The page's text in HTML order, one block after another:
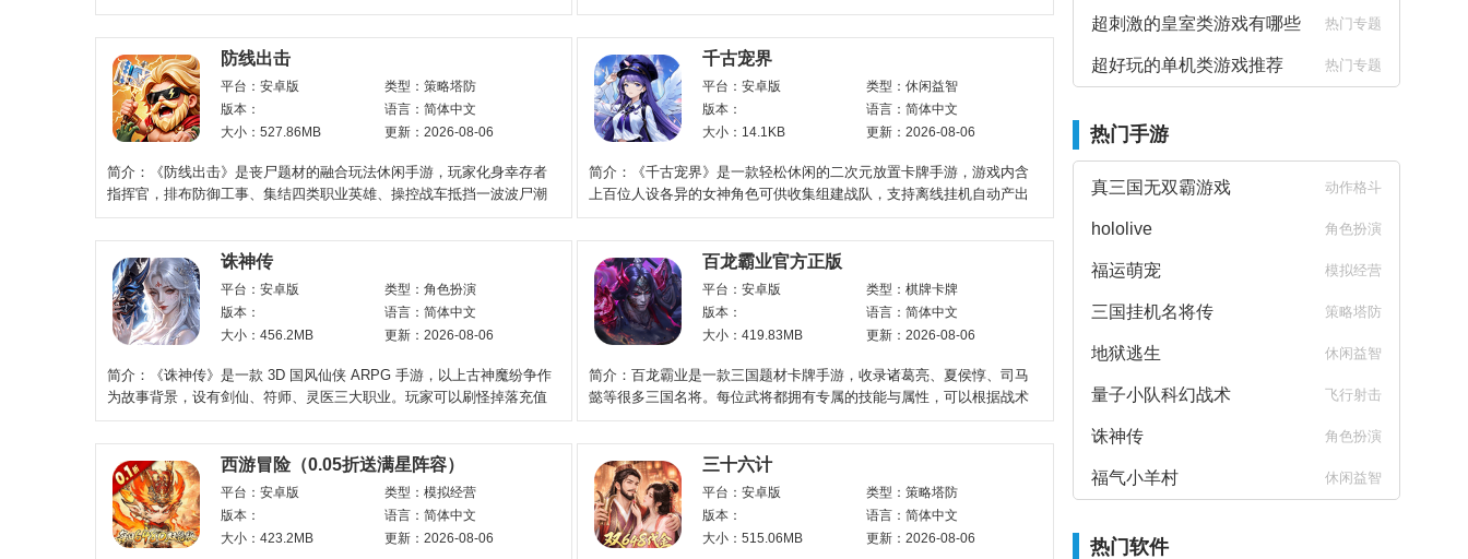
可以兑换碎片，用来
照片发给好友小
防线出击
平台：安卓版
类型：策略塔防
版本：
语言：简体中文
大小：527.86MB
更新：2026-08-06
简介：《防线出击》是丧尸题材的融合玩法休闲手游，玩家化身幸存者
指挥官，排布防御工事、集结四类职业英雄、操控战车抵挡一波波尸潮
冲击。对局升级随
千古宠界
平台：安卓版
类型：休闲益智
版本：
语言：简体中文
大小：14.1KB
更新：2026-08-06
简介：《千古宠界》是一款轻松休闲的二次元放置卡牌手游，游戏内含
上百位人设各异的女神角色可供收集组建战队，支持离线挂机自动产出
资源。自带无损重
诛神传
平台：安卓版
类型：角色扮演
版本：
语言：简体中文
大小：456.2MB
更新：2026-08-06
简介：《诛神传》是一款 3D 国风仙侠 ARPG 手游，以上古神魔纷争作
为故事背景，设有剑仙、符师、灵医三大职业。玩家可以刷怪掉落充值
卡、淬炼神兵、培
百龙霸业官方正版
平台：安卓版
类型：棋牌卡牌
版本：
语言：简体中文
大小：419.83MB
更新：2026-08-06
简介：百龙霸业是一款三国题材卡牌手游，收录诸葛亮、夏侯惇、司马
懿等很多三国名将。每位武将都拥有专属的技能与属性，可以根据战术
思路灵活搭配，组建
西游冒险（0.05折送满星阵容）
平台：安卓版
类型：模拟经营
版本：
语言：简体中文
大小：423.2MB
更新：2026-08-06
三十六计
平台：安卓版
类型：策略塔防
版本：
语言：简体中文
大小：515.06MB
更新：2026-08-06
超刺激的皇室类游戏有哪些 热门专题
超好玩的单机类游戏推荐 热门专题
热门手游
真三国无双霸游戏 动作格斗
hololive 角色扮演
福运萌宠 模拟经营
三国挂机名将传 策略塔防
地狱逃生 休闲益智
量子小队科幻战术 飞行射击
诛神传 角色扮演
福气小羊村 休闲益智
热门软件